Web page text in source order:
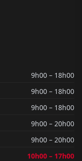
9h00 – 18h00
9h00 – 18h00
9h00 – 18h00
9h00 – 20h00
9h00 – 20h00
10h00 – 17h00